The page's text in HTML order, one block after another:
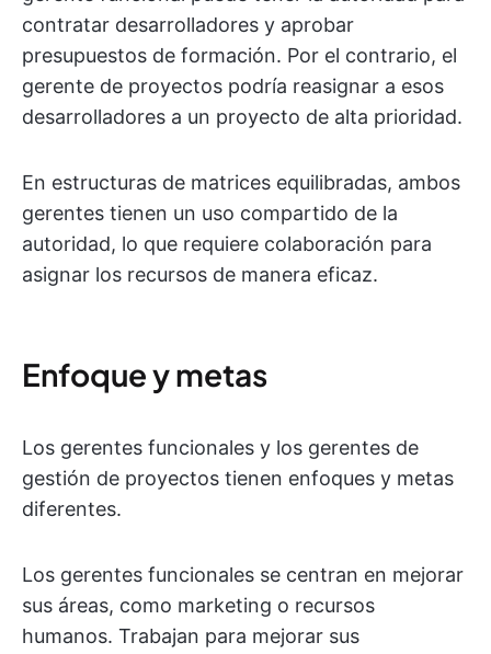
contratar desarrolladores y aprobar
presupuestos de formación. Por el contrario, el
gerente de proyectos podría reasignar a esos
desarrolladores a un proyecto de alta prioridad.
En estructuras de matrices equilibradas, ambos
gerentes tienen un uso compartido de la
autoridad, lo que requiere colaboración para
asignar los recursos de manera eficaz.
Enfoque y metas
Los gerentes funcionales y los gerentes de
gestión de proyectos tienen enfoques y metas
diferentes.
Los gerentes funcionales se centran en mejorar
sus áreas, como marketing o recursos
humanos. Trabajan para mejorar sus